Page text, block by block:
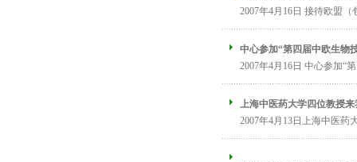
2007年4月16日 接待欧盟
中心参加“第四届中欧生物
2007年4月16日 中心参加“
上海中医药大学四位教授
2007年4月13日上海中医药